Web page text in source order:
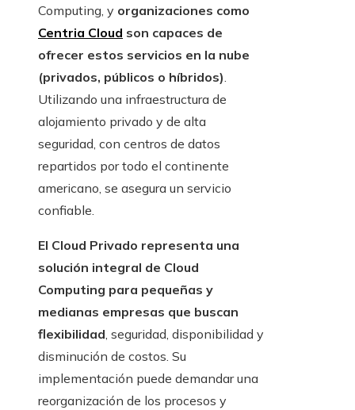
Computing, y organizaciones como
Centria Cloud son capaces de
ofrecer estos servicios en la nube
(privados, públicos o híbridos).
Utilizando una infraestructura de
alojamiento privado y de alta
seguridad, con centros de datos
repartidos por todo el continente
americano, se asegura un servicio
confiable.
El Cloud Privado representa una
solución integral de Cloud
Computing para pequeñas y
medianas empresas que buscan
flexibilidad, seguridad, disponibilidad y
disminución de costos. Su
implementación puede demandar una
reorganización de los procesos y